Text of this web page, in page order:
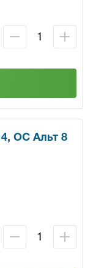
ОС Альт 8